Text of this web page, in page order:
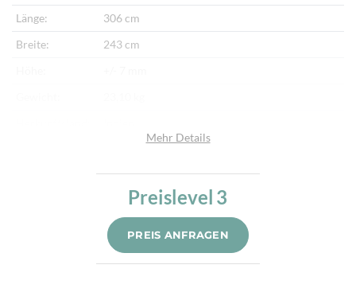
Länge:
306 cm
Breite:
243 cm
Baumwolle
270.000/m²
Sehr fein per Hand geknüpft
Mehr Details
Preislevel 3
PREIS ANFRAGEN